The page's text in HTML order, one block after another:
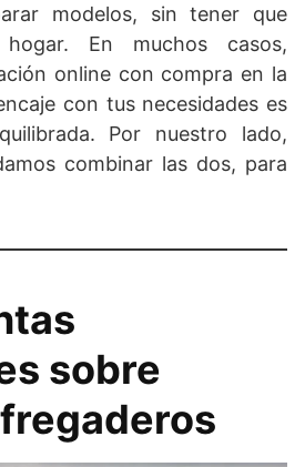
modelos, sin tener que
En muchos casos,
online con compra en la
con tus necesidades es
Por nuestro lado,
combinar las dos, para
sobre